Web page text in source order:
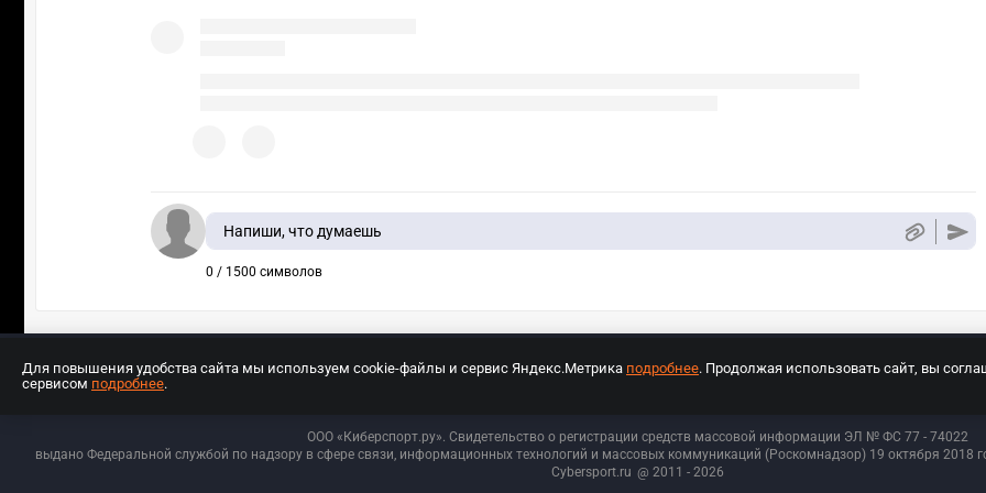
Напиши, что думаешь
0 / 1500 символов
ООО «Киберспорт.ру». Свидетельство о регистрации средств массовой информации ЭЛ № ФС 77 - 74022
выдано Федеральной службой по надзору в сфере связи, информационных технологий и массовых коммуникаций (Роскомнадзор) 19 октября 2018
Cybersport.ru @ 2011 - 2026
Для повышения удобства сайта мы используем cookie-файлы и сервис Яндекс.Метрика подробнее. Продолжая использовать сайт, вы
сервисом подробнее.